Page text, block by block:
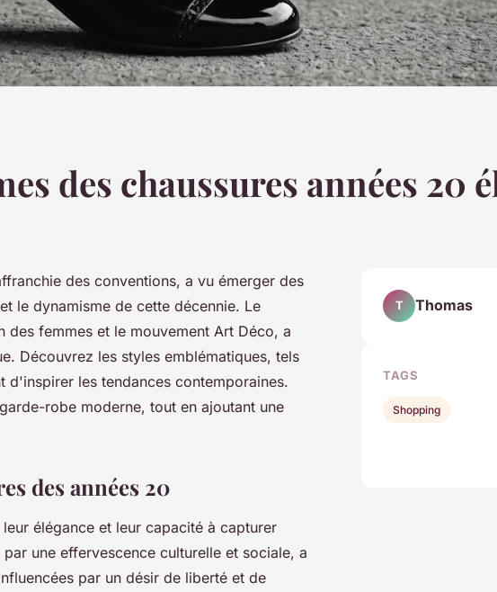
des chaussures années 20
des conventions, a vu émerger des
le dynamisme de cette décennie. Le
femmes et le mouvement Art Déco, a
Découvrez les styles emblématiques, tels
d'inspirer les tendances contemporaines.
robe moderne, tout en ajoutant une
des années 20
élégance et leur capacité à capturer
une effervescence culturelle et sociale, a
par un désir de liberté et de
T Thomas
TAGS
Shopping